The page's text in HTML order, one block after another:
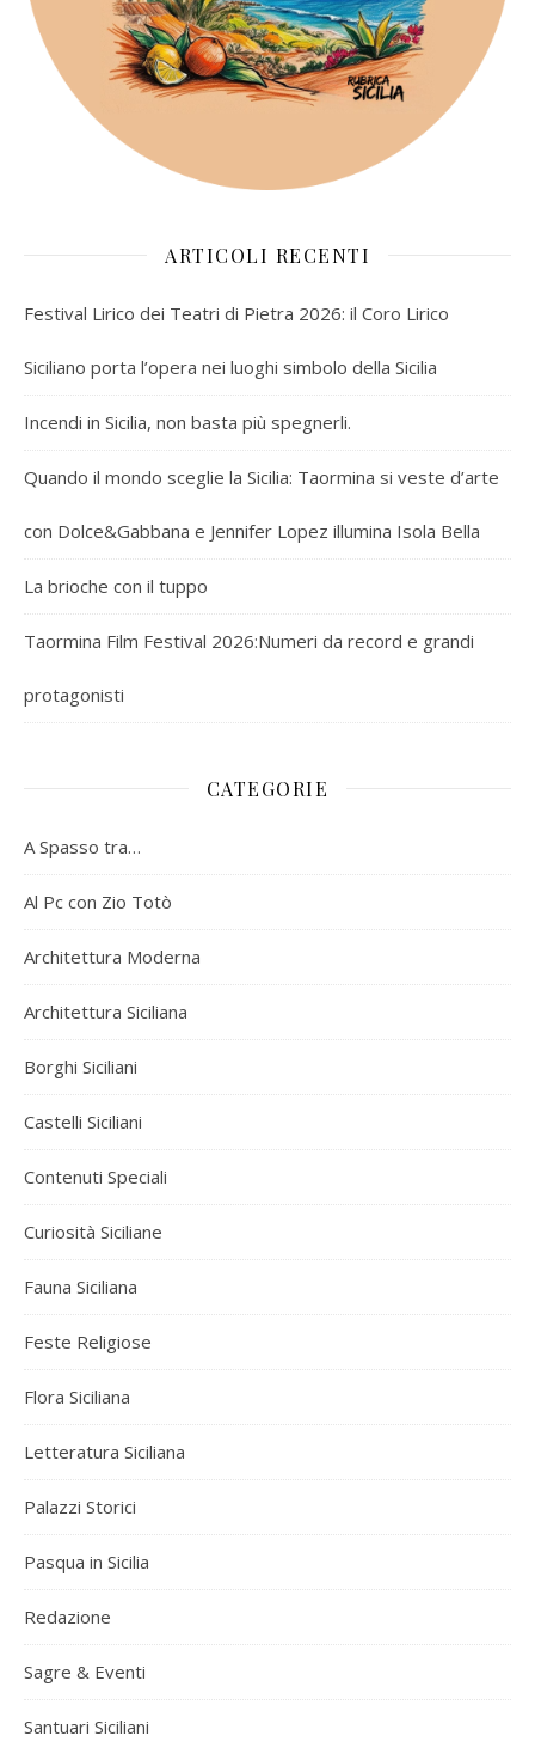
ARTICOLI RECENTI
Festival Lirico dei Teatri di Pietra 2026: il Coro Lirico
Siciliano porta l’opera nei luoghi simbolo della Sicilia
Incendi in Sicilia, non basta più spegnerli.
Quando il mondo sceglie la Sicilia: Taormina si veste d’arte
con Dolce&Gabbana e Jennifer Lopez illumina Isola Bella
La brioche con il tuppo
Taormina Film Festival 2026:Numeri da record e grandi
protagonisti
CATEGORIE
A Spasso tra…
Al Pc con Zio Totò
Architettura Moderna
Architettura Siciliana
Borghi Siciliani
Castelli Siciliani
Contenuti Speciali
Curiosità Siciliane
Fauna Siciliana
Feste Religiose
Flora Siciliana
Letteratura Siciliana
Palazzi Storici
Pasqua in Sicilia
Redazione
Sagre & Eventi
Santuari Siciliani